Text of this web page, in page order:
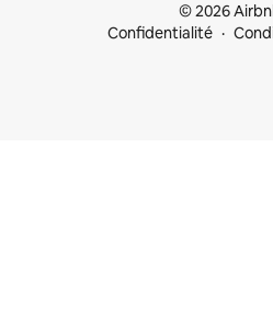
© 2026
Confidentialité